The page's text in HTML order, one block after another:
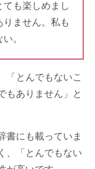
ても楽しめまし
ません。私も
。
「とんでもないこ
もありません」と
書にも載っていま
、「とんでもない